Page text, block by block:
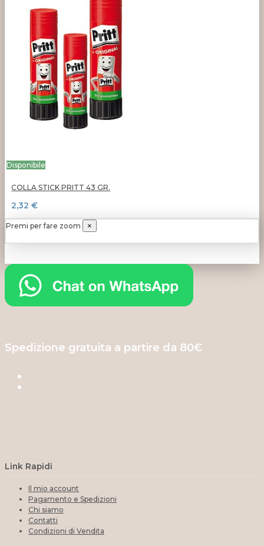
Disponibile
COLLA STICK PRITT 43 GR.
2,32 €
Premi per fare zoom ×
Spedizione gratuita a partire da 80€
Link Rapidi
Il mio account
Pagamento e Spedizioni
Chi siamo
Contatti
Condizioni di Vendita